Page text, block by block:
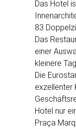
Das Hotel
83
Das
einer
kleinere
Die
exzellenter
Hotel nur
Praça